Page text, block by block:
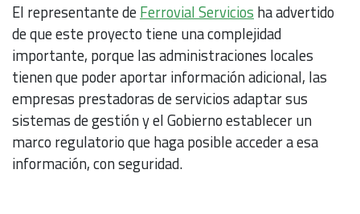
El representante deFerrovial Servicios ha advertido
de que este proyecto tiene una complejidad
importante, porque las administraciones locales
tienen que poder aportar información adicional, las
empresas prestadoras de servicios adaptar sus
sistemas de gestión y el Gobierno establecer un
marco regulatorio que haga posible acceder a esa
información, con seguridad.